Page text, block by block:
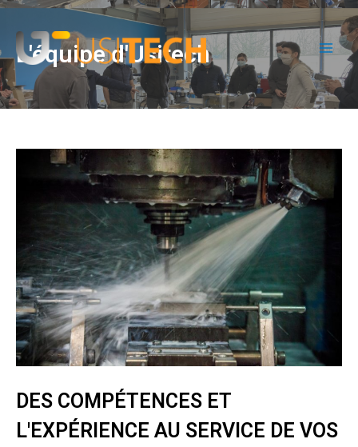
L'équipe d'Usitech
DES COMPÉTENCES ET
L'EXPÉRIENCE AU SERVICE DE VOS